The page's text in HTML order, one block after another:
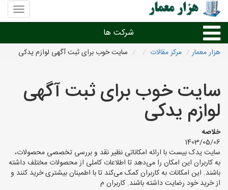
منوی
سایت
معمار
شرکت ها
دیگر امور معماری
شرکت های معماری شهرها
هزار معمار مرکز مقالات سایت خوب برای ثبت آگهی لوازم یدکی
سایت خوب برای ثبت آگهی
لوازم یدکی
خلاصه
1403/05/06
سایت یدک بیست با ارائه امکاناتی نظیر نقد و بررسی تخصصی محصولات،
به کاربران این امکان را می‌دهد تا اطلاعات کاملی از محصولات مختلف داشته
باشند. این امکانات به کاربران کمک می‌کند تا با اطمینان بیشتری خرید کنند و
از خرید خود رضایت داشته باشند. کاربران م